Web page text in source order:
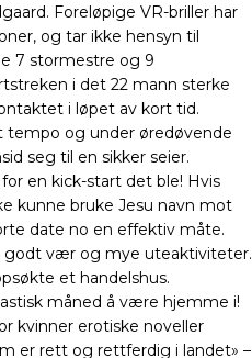
Foreløpige VR-briller har
og tar ikke hensyn til
7 stormestre og 9
i det 22 mann sterke
i løpet av kort tid.
tempo og under øredøvende
seg til en sikker seier.
en kick-start det ble! Hvis
kunne bruke Jesu navn mot
date no en effektiv måte.
godt vær og mye uteaktiviteter.
et handelshus.
måned å være hjemme i!
kvinner erotiske noveller
er rett og rettferdig i landet» –